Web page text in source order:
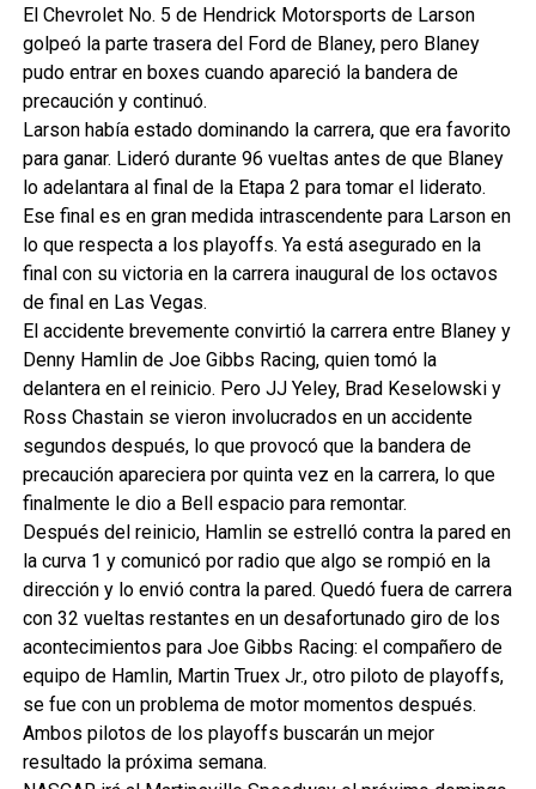
El Chevrolet No. 5 de Hendrick Motorsports de Larson
golpeó la parte trasera del Ford de Blaney, pero Blaney
pudo entrar en boxes cuando apareció la bandera de
precaución y continuó.
Larson había estado dominando la carrera, que era favorito
para ganar. Lideró durante 96 vueltas antes de que Blaney
lo adelantara al final de la Etapa 2 para tomar el liderato.
Ese final es en gran medida intrascendente para Larson en
lo que respecta a los playoffs. Ya está asegurado en la
final con su victoria en la carrera inaugural de los octavos
de final en Las Vegas.
El accidente brevemente convirtió la carrera entre Blaney y
Denny Hamlin de Joe Gibbs Racing, quien tomó la
delantera en el reinicio. Pero JJ Yeley, Brad Keselowski y
Ross Chastain se vieron involucrados en un accidente
segundos después, lo que provocó que la bandera de
precaución apareciera por quinta vez en la carrera, lo que
finalmente le dio a Bell espacio para remontar.
Después del reinicio, Hamlin se estrelló contra la pared en
la curva 1 y comunicó por radio que algo se rompió en la
dirección y lo envió contra la pared. Quedó fuera de carrera
con 32 vueltas restantes en un desafortunado giro de los
acontecimientos para Joe Gibbs Racing: el compañero de
equipo de Hamlin, Martin Truex Jr., otro piloto de playoffs,
se fue con un problema de motor momentos después.
Ambos pilotos de los playoffs buscarán un mejor
resultado la próxima semana.